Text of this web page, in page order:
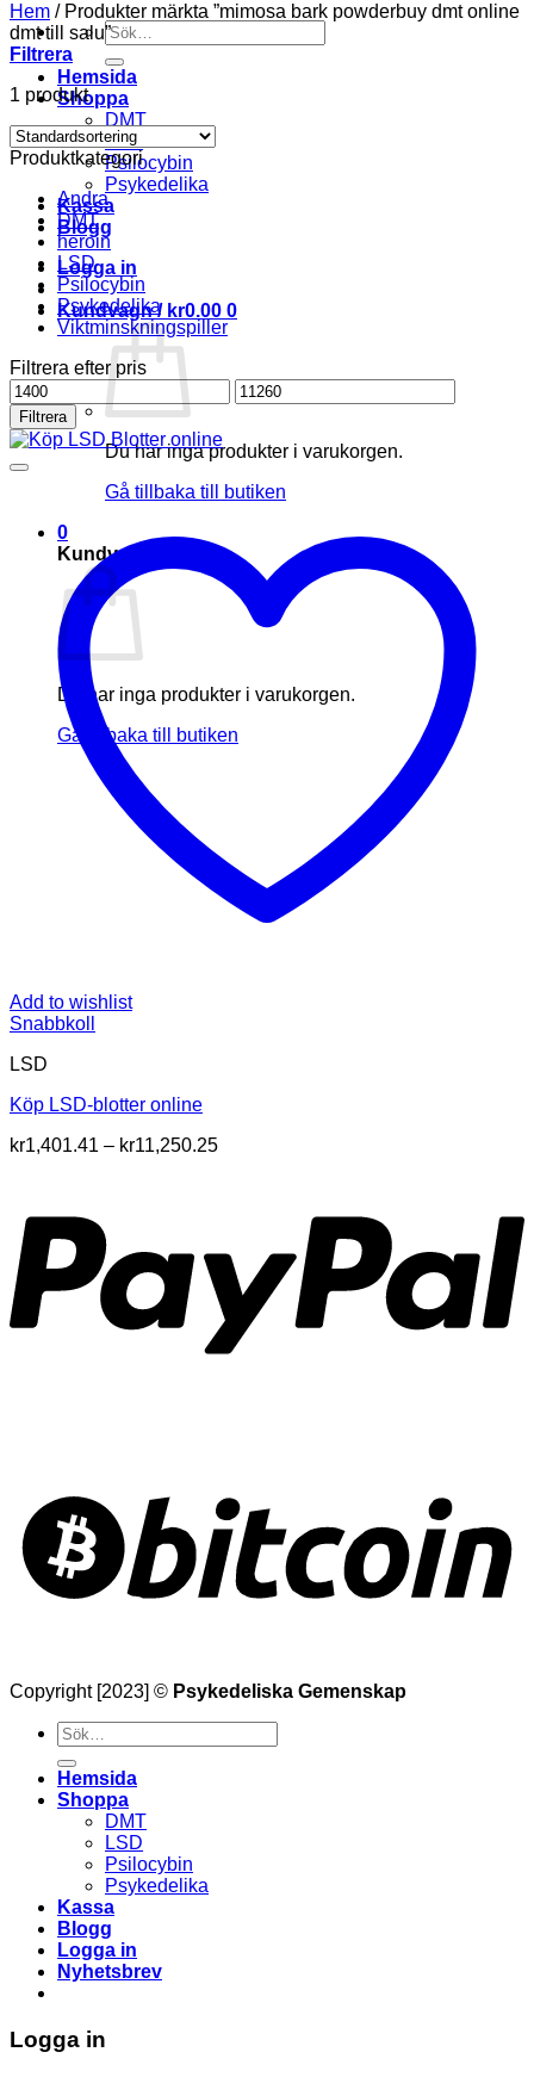
Söka
efter
Hemsida
Shoppa
DMT
LSD
Psilocybin
Psykedelika
Kassa
Blogg
Logga in
Kundvagn / kr0.00 0
Du har inga produkter i varukorgen.
Gå tillbaka till butiken
0
Kundvagn
Du har inga produkter i varukorgen.
Gå tillbaka till butiken
Hem /Produkter märkta ”mimosa bark powderbuy dmt online
dmt till salu”
Filtrera
1 produkt
Produktkategori
Andra
DMT
heroin
LSD
Psilocybin
Psykedelika
Viktminskningspiller
Filtrera efter pris
Pris
från
Pris
till
Filtrera
Add to wishlist
Snabbkoll
LSD
Köp LSD-blotter online
kr1,401.41 – kr11,250.25Prisintervall:
Copyright [2023] © Psykedeliska Gemenskap
Söka
efter
Hemsida
Shoppa
DMT
LSD
Psilocybin
Psykedelika
Kassa
Blogg
Logga in
Nyhetsbrev
Logga in